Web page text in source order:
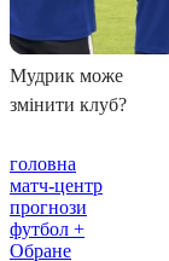
головна
матч-центр
прогнози
футбол +
Обране